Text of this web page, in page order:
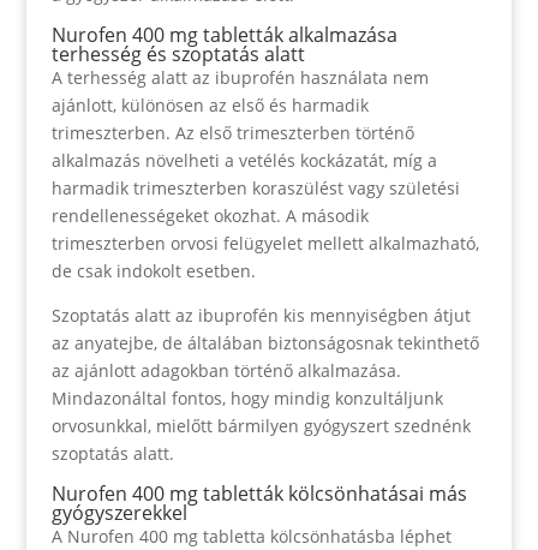
Nurofen 400 mg tabletták alkalmazása
terhesség és szoptatás alatt
A terhesség alatt az ibuprofén használata nem
ajánlott, különösen az első és harmadik
trimeszterben. Az első trimeszterben történő
alkalmazás növelheti a vetélés kockázatát, míg a
harmadik trimeszterben koraszülést vagy születési
rendellenességeket okozhat. A második
trimeszterben orvosi felügyelet mellett alkalmazható,
de csak indokolt esetben.
Szoptatás alatt az ibuprofén kis mennyiségben átjut
az anyatejbe, de általában biztonságosnak tekinthető
az ajánlott adagokban történő alkalmazása.
Mindazonáltal fontos, hogy mindig konzultáljunk
orvosunkkal, mielőtt bármilyen gyógyszert szednénk
szoptatás alatt.
Nurofen 400 mg tabletták kölcsönhatásai más
gyógyszerekkel
A Nurofen 400 mg tabletta kölcsönhatásba léphet